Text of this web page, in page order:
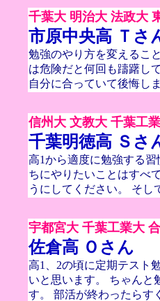
千葉大 明治大 法政大
市原中央高 Ｔさ
勉強のやり方を変えるこ
は危険だと何回も躊躇し
自分に合っていて後悔し
信州大 文教大 千葉工
千葉明徳高 Ｓさ
高1から適度に勉強する
ちにやりたいことはすべ
うにしてください。 そし
宇都宮大 千葉工業大
佐倉高 Ｏさん
高1、2の頃に定期テスト
いと思います。 ちゃんと
す。 部活が終わったらす